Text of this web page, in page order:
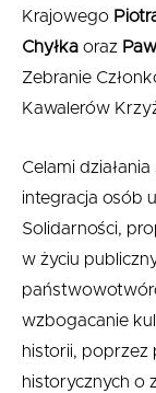
Krajowego
Chyłka oraz
Zebranie
Kawalerów
Celami
integracja osób
Solidarności,
w życiu
wzbogacanie
historii, poprzez
historycznych o